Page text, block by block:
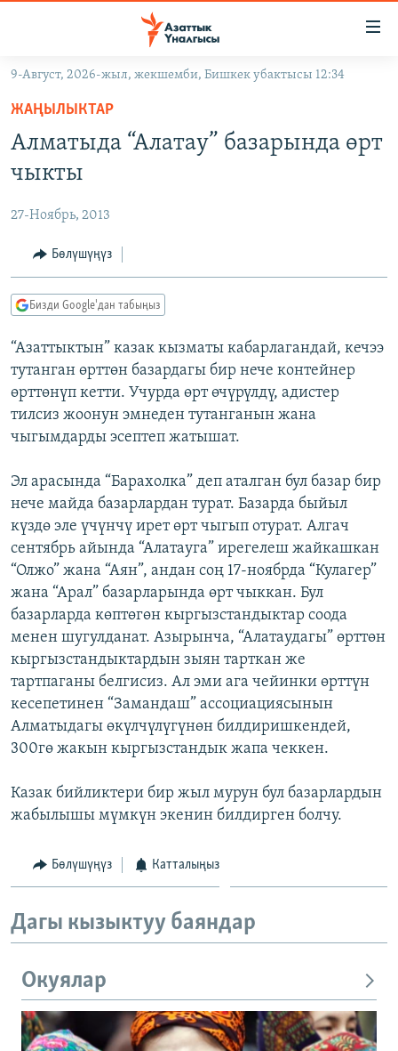
Навигацияга
өтүңүз
Издөөгө
салыңыз
ЭКОНОМИКА
МАДАНИЯТ
БОРБОР АЗИЯ
АТАЙЫН ИЛИКТӨӨ
ТВ ПРОГРАММАЛАР
ЭКСПЕРТТЕР ТАЛДАЙТ
БИЗ ЖАНА ДҮЙНӨ
ЭЖЕ-СИҢДИЛЕР
АЗАТТЫК+
ЫҢГАЙСЫЗ СУРООЛОР
ӨЗГӨЧӨ ПИКИР
Русский
ОНЛАЙН ШЕРИНЕ
ЭЕ/АРнун бардык сайттары
9-Август, 2026-жыл, жекшемби, Бишкек убактысы 12:34
ЖАҢЫЛЫКТАР
Алматыда “Алатау” базарында өрт
чыкты
27-Ноябрь, 2013
Бөлүшүңүз
Бизди Google'дан табыңыз
“Азаттыктын” казак кызматы кабарлагандай, кечээ
тутанган өрттөн базардагы бир нече контейнер
өрттөнүп кетти. Учурда өрт өчүрүлдү, адистер
тилсиз жоонун эмнеден тутанганын жана
чыгымдарды эсептеп жатышат.
Эл арасында “Барахолка” деп аталган бул базар бир
нече майда базарлардан турат. Базарда быйыл
күздө эле үчүнчү ирет өрт чыгып отурат. Алгач
сентябрь айында “Алатауга” ирегелеш жайкашкан
“Олжо” жана “Аян”, андан соң 17-ноябрда “Кулагер”
жана “Арал” базарларында өрт чыккан. Бул
базарларда көптөгөн кыргызстандыктар соода
менен шугулданат. Азырынча, “Алатаудагы” өрттөн
кыргызстандыктардын зыян тарткан же
тартпаганы белгисиз. Ал эми ага чейинки өрттүн
кесепетинен “Замандаш” ассоциациясынын
Алматыдагы өкүлчүлүгүнөн билдиришкендей,
300гө жакын кыргызстандык жапа чеккен.
Казак бийликтери бир жыл мурун бул базарлардын
жабылышы мүмкүн экенин билдирген болчу.
Бөлүшүңүз Катталыңыз
Дагы кызыктуу баяндар
Окуялар